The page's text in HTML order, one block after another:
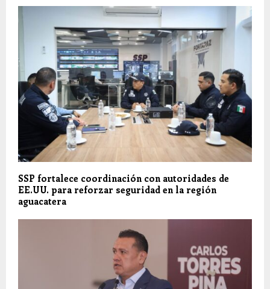
SSP fortalece coordinación con autoridades de
EE.UU. para reforzar seguridad en la región
aguacatera